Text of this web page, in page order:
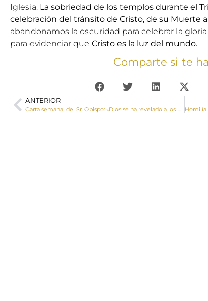
Iglesia. La sobriedad de los templos durante el
celebración del tránsito de Cristo, de su Muerte
abandonamos la oscuridad para celebrar la
para evidenciar que Cristo es la luz del mundo.
Comparte si te
ANTERIOR
Carta semanal del Sr. Obispo: «Dios se ha revelado a los hombres, se nos ha manifestado, se nos ha dado a conocer»